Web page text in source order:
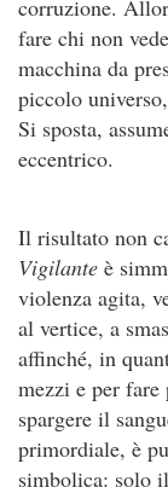
corruzione.
fare chi non
macchina da
piccolo
Si sposta,
eccentrico.
Il risultato non
Vigilante è
violenza agita,
al vertice, a
affinché, in
mezzi e per
spargere il
primordiale, è
simbolica: solo